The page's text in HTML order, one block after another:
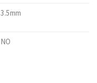
3.5mm
NO